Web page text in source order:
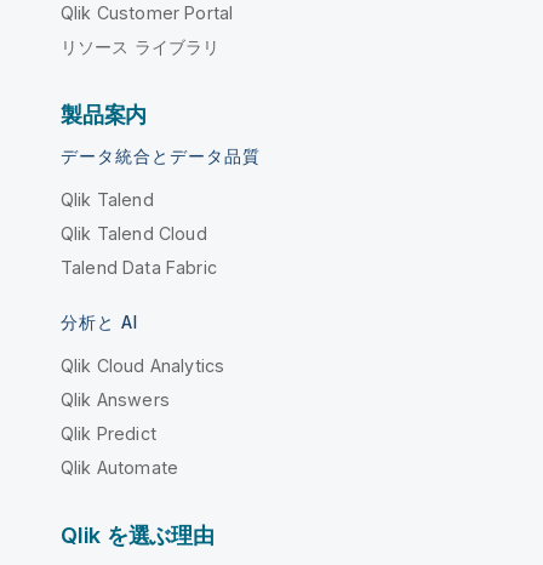
Qlik Customer Portal
リソース ライブラリ
製品案内
データ統合とデータ品質
Qlik Talend
Qlik Talend Cloud
Talend Data Fabric
分析と AI
Qlik Cloud Analytics
Qlik Answers
Qlik Predict
Qlik Automate
Qlik を選ぶ理由